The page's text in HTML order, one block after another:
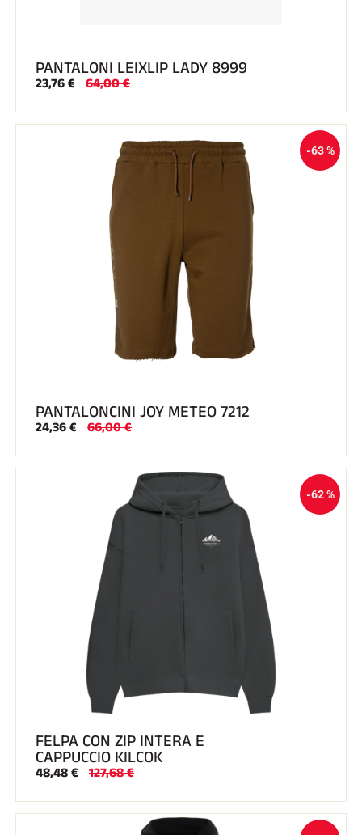
PANTALONI LEIXLIP LADY 8999
23,76 € 64,00 €
-63 %
PANTALONCINI JOY METEO 7212
24,36 € 66,00 €
-62 %
FELPA CON ZIP INTERA E
CAPPUCCIO KILCOK
48,48 € 127,68 €